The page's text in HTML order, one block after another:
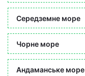
Середземне море
Чорне море
Андаманське море